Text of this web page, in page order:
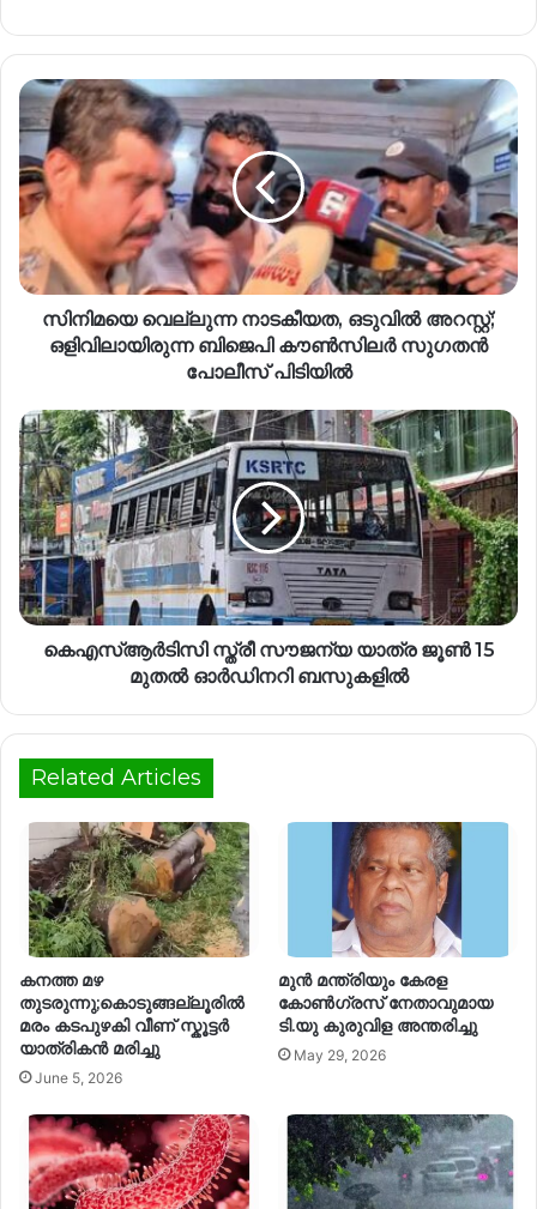
സിനിമയെ വെല്ലുന്ന നാടകീയത, ഒടുവിൽ അറസ്റ്റ്;
ഒളിവിലായിരുന്ന ബിജെപി കൗൺസിലർ സുഗതൻ
പോലീസ് പിടിയിൽ
കെഎസ്‍ആര്‍ടിസി സ്ത്രീ സൗജന്യ യാത്ര ജൂൺ 15
മുതൽ ഓര്‍ഡിനറി ബസുകളിൽ
Related Articles
കനത്ത മഴ
തുടരുന്നു;കൊടുങ്ങല്ലൂരിൽ
മരം കടപുഴകി വീണ് സ്കൂട്ടര്‍
യാത്രികൻ മരിച്ചു
June 5, 2026
മുന്‍ മന്ത്രിയും കേരള
കോണ്‍ഗ്രസ് നേതാവുമായ
ടി.യു കുരുവിള അന്തരിച്ചു
May 29, 2026